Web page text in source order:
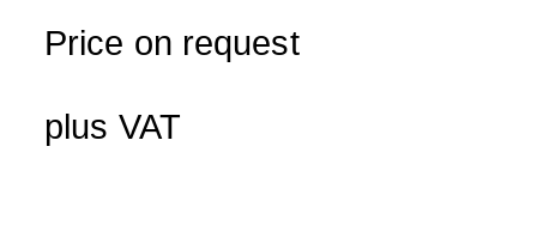
Price on request
plus VAT